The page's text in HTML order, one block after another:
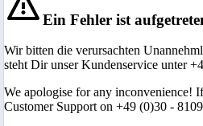
Ein Fehler ist
Wir bitten die verursachten
steht Dir unser Kundenservice unter
We apologise for any inconvenience!
Customer Support on +49 (0)30 -